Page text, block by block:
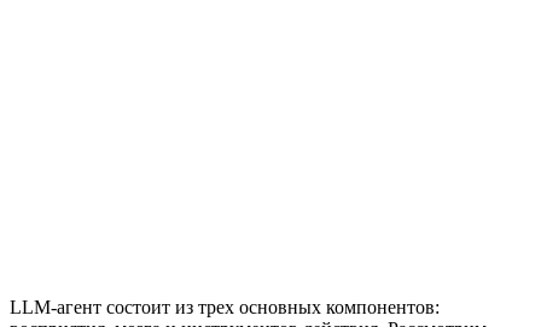
LLM-агент состоит из трех основных компонентов: